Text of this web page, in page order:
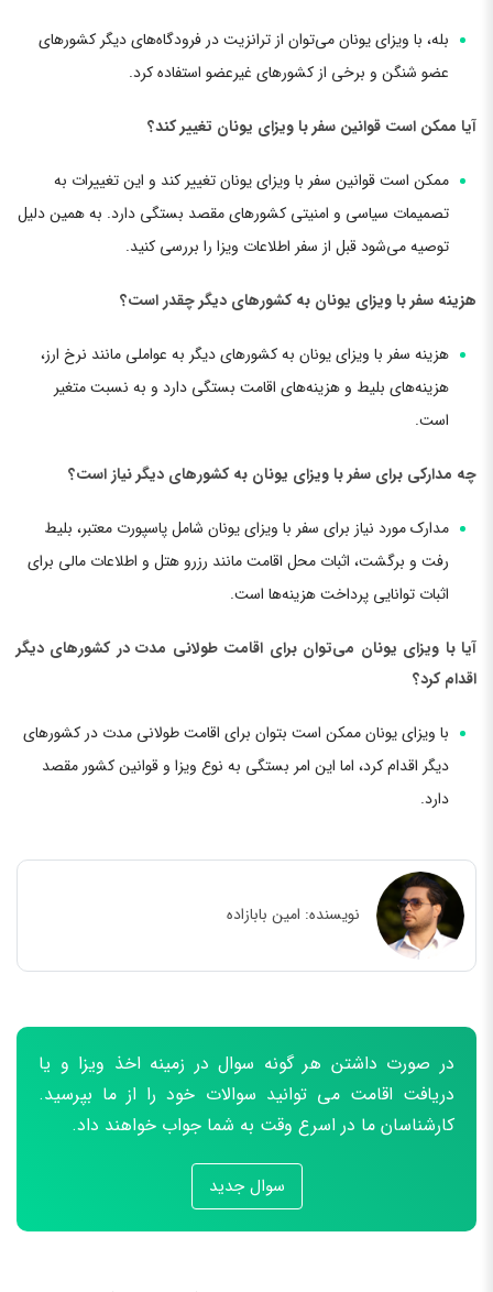
بله، با ویزای یونان می‌توان از ترانزیت در فرودگاه‌های دیگر کشورهای
عضو شنگن و برخی از کشورهای غیرعضو استفاده کرد.
آیا ممکن است قوانین سفر با ویزای یونان تغییر کند؟
ممکن است قوانین سفر با ویزای یونان تغییر کند و این تغییرات به
تصمیمات سیاسی و امنیتی کشورهای مقصد بستگی دارد. به همین دلیل
توصیه می‌شود قبل از سفر اطلاعات ویزا را بررسی کنید.
هزینه سفر با ویزای یونان به کشورهای دیگر چقدر است؟
هزینه سفر با ویزای یونان به کشورهای دیگر به عواملی مانند نرخ ارز،
هزینه‌های بلیط و هزینه‌های اقامت بستگی دارد و به نسبت متغیر
است.
چه مدارکی برای سفر با ویزای یونان به کشورهای دیگر نیاز است؟
مدارک مورد نیاز برای سفر با ویزای یونان شامل پاسپورت معتبر، بلیط
رفت و برگشت، اثبات محل اقامت مانند رزرو هتل و اطلاعات مالی برای
اثبات توانایی پرداخت هزینه‌ها است.
آیا با ویزای یونان می‌توان برای اقامت طولانی مدت در کشورهای دیگر
اقدام کرد؟
با ویزای یونان ممکن است بتوان برای اقامت طولانی مدت در کشورهای
دیگر اقدام کرد، اما این امر بستگی به نوع ویزا و قوانین کشور مقصد
دارد.
نویسنده: امین بابازاده
در صورت داشتن هر گونه سوال در زمینه اخذ ویزا و یا
دریافت اقامت می توانید سوالات خود را از ما بپرسید.
کارشناسان ما در اسرع وقت به شما جواب خواهند داد.
سوال جدید